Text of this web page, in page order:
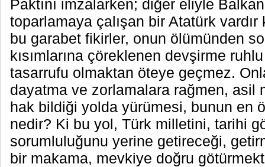
Paktını imzalarken; diğer eliyle
toparlamaya çalışan bir Atatürk vardır
bu garabet fikirler, onun ölümünden
kısımlarına çöreklenen devşirme
tasarrufu olmaktan öteye geçmez.
dayatma ve zorlamalara rağmen, asil
hak bildiği yolda yürümesi, bunun en
nedir? Ki bu yol, Türk milletini, tarihi
sorumluluğunu yerine getireceği,
bir makama, mevkiye doğru